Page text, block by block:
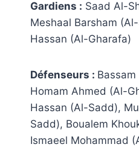
Gardiens : Saad Al-
Meshaal Barsham
Hassan (Al-Gharafa)
Défenseurs :
Homam Ahmed (Al-
Hassan (Al-Sadd),
Sadd), Boualem
Ismaeel Mohammad